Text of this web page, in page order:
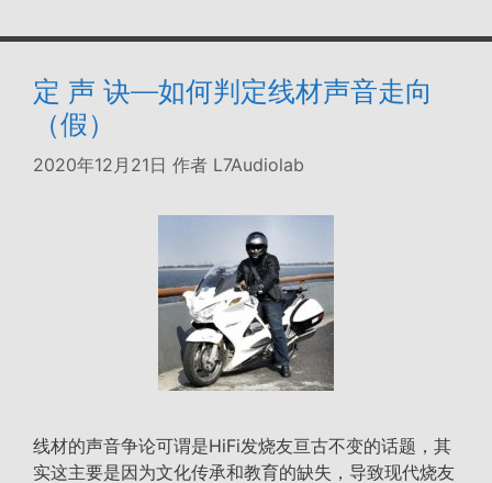
定 声 诀—如何判定线材声音走向
（假）
2020年12月21日 作者 L7Audiolab
线材的声音争论可谓是HiFi发烧友亘古不变的话题，其
实这主要是因为文化传承和教育的缺失，导致现代烧友